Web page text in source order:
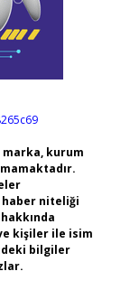
kurum
haber niteliği
kişiler ile isim
bilgiler